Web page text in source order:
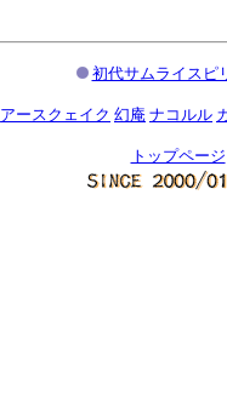
初代サムライス
アースクェイク 幻庵 ナコルル
トップページ